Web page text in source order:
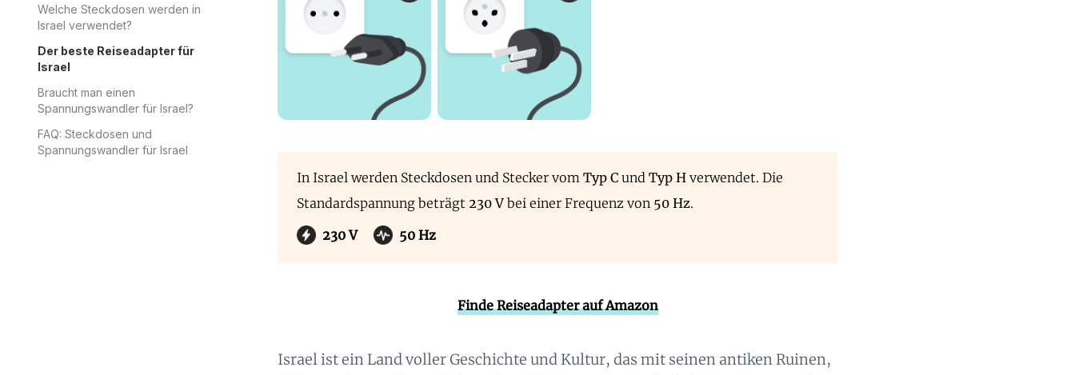
Welche Steckdosen werden in
Israel verwendet?
Der beste Reiseadapter für
Israel
Braucht man einen
Spannungswandler für Israel?
FAQ: Steckdosen und
Spannungswandler für Israel
In Israel werden Steckdosen und Stecker vom Typ C und Typ H verwendet. Die
Standardspannung beträgt 230 V bei einer Frequenz von 50 Hz.
230 V
50 Hz
Finde Reiseadapter auf Amazon
Israel ist ein Land voller Geschichte und Kultur, das mit seinen antiken Ruinen,